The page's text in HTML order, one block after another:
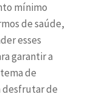
mínimo
de saúde,
esses
garantir a
de
desfrutar de